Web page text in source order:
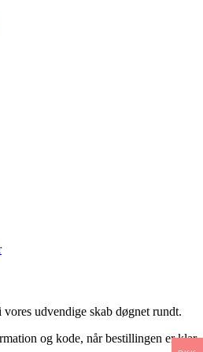
udvendige skab døgnet rundt.
og kode, når bestillingen er klar